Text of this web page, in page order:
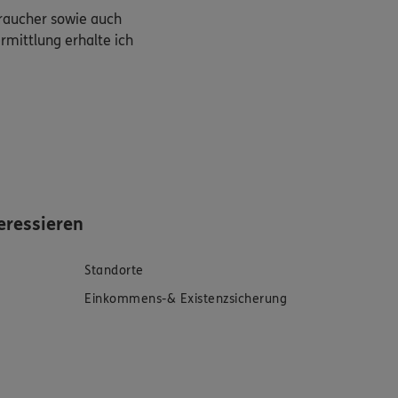
sowie auch
erhalte ich
Standorte
Einkommens-& Existenzsicherung